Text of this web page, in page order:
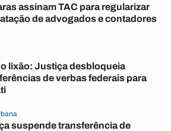
assinam TAC para regularizar
de advogados e contadores
lixão: Justiça desbloqueia
de verbas federais para
suspende transferência de